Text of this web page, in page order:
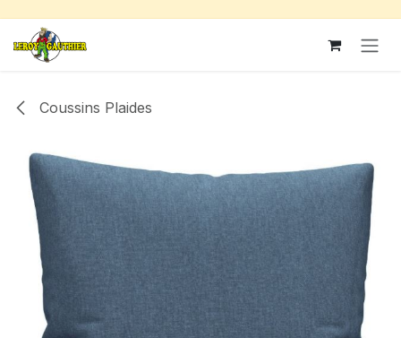
Se rendre au contenu
Coussins Plaides